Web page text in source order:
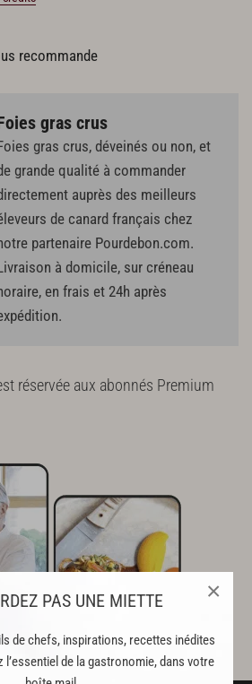
PAS UNE MIETTE
de chefs, inspirations, recettes inédites
l’essentiel de la gastronomie, dans votre
×
recommande
gras crus
gras crus, déveinés ou non, et
grande qualité à commander
auprès des meilleurs
de canard français chez
partenaire Pourdebon.com.
à domicile, sur créneau
en frais et 24h après
réservée aux abonnés Premium